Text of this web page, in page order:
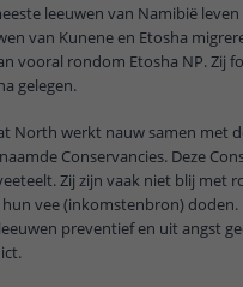
leeuwen van Namibië
van Kunene en Etosha
vooral rondom Etosha NP. Zij
gelegen.
North werkt nauw samen met
Conservancies. Deze
Zij zijn vaak niet blij met
hun vee (inkomstenbron)
preventief en uit angst